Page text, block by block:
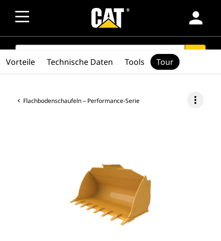
person
SEARCH
Flachbodenschaufeln – Performance-Serie more_vert
Vorteile Technische Daten Tools Tour